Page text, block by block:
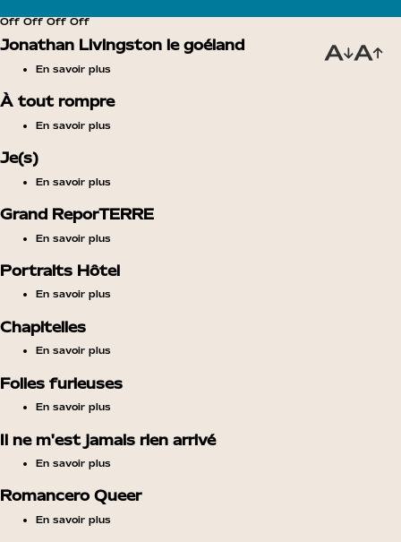
Off Off Off Off
Jonathan Livingston le goéland
En savoir plus
À tout rompre
En savoir plus
Je(s)
En savoir plus
Grand ReporTERRE
En savoir plus
Portraits Hôtel
En savoir plus
Chapitelles
En savoir plus
Folies furieuses
En savoir plus
Il ne m'est jamais rien arrivé
En savoir plus
Romancero Queer
En savoir plus